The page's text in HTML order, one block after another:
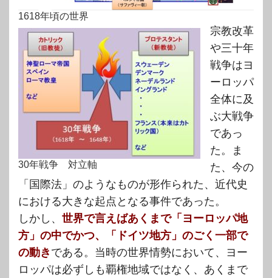
1618年頃の世界
30年戦争 対立軸
宗教改革
や三十年
戦争はヨ
ーロッパ
全体に及
ぶ大戦争
であっ
た。ま
た、今の
「国際法」のようなものが形作られた、近代史
における大きな起点となる事件であった。
しかし、 世界で言えばあくまで「ヨーロッパ地
方」の中でかつ、「ドイツ地方」のごく一部で
の動きである。当時の世界情勢において、ヨー
ロッパは必ずしも覇権地域ではなく、あくまで